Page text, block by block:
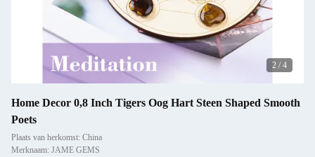
2 / 4
Home Decor 0,8 Inch Tigers Oog Hart Steen Shaped Smooth
Poets
Plaats van herkomst: China
Merknaam: JAME GEMS